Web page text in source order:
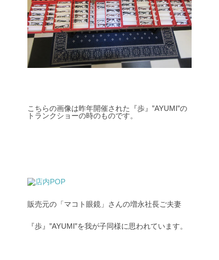
こちらの画像は昨年開催された『歩』”AYUMI”の
トランクショーの時のものです。
販売元の「マコト眼鏡」さんの増永社長ご夫妻
『歩』”AYUMI”を我が子同様に思われています。